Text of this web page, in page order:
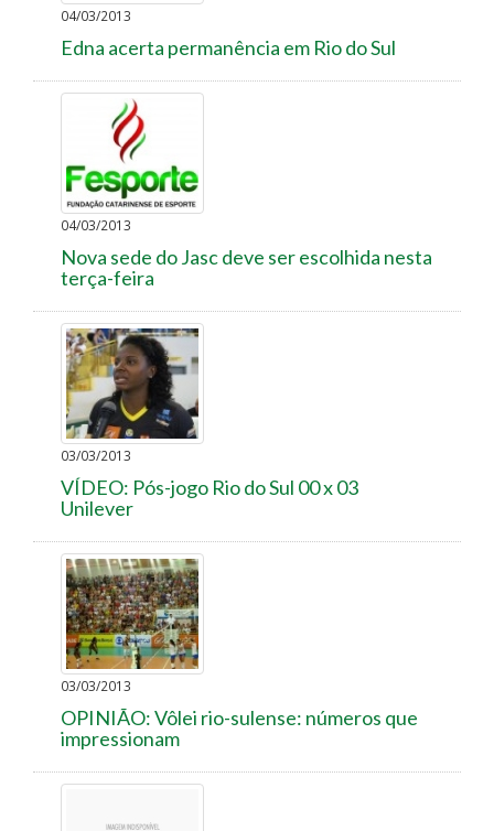
04/03/2013
Edna acerta permanência em Rio do Sul
04/03/2013
Nova sede do Jasc deve ser escolhida nesta
terça-feira
03/03/2013
VÍDEO: Pós-jogo Rio do Sul 00 x 03
Unilever
03/03/2013
OPINIÃO: Vôlei rio-sulense: números que
impressionam